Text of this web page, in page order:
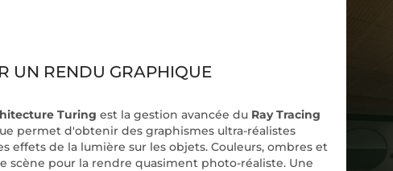
UN RENDU GRAPHIQUE
Turing est la gestion avancée du Ray Tracing
permet d'obtenir des graphismes ultra-réalistes
effets de la lumière sur les objets. Couleurs, ombres et
scène pour la rendre quasiment photo-réaliste. Une